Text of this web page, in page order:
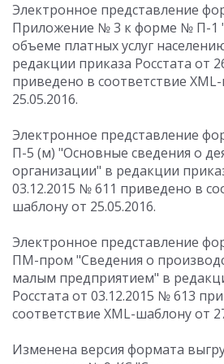
Электронное представление
Приложение № 3 к форме № П-1
объеме платных услуг
редакции приказа Росстата от
приведено в соответствие
25.05.2016.
Электронное представление
П-5 (м) "Основные сведения о
организации" в редакции
03.12.2015 № 611 приведено в
шаблону от 25.05.2016.
Электронное представление
ПМ-пром "Сведения о
малым предприятием" в
Росстата от 03.12.2015 № 613
соответствие XML-шаблону от
Изменена версия формата